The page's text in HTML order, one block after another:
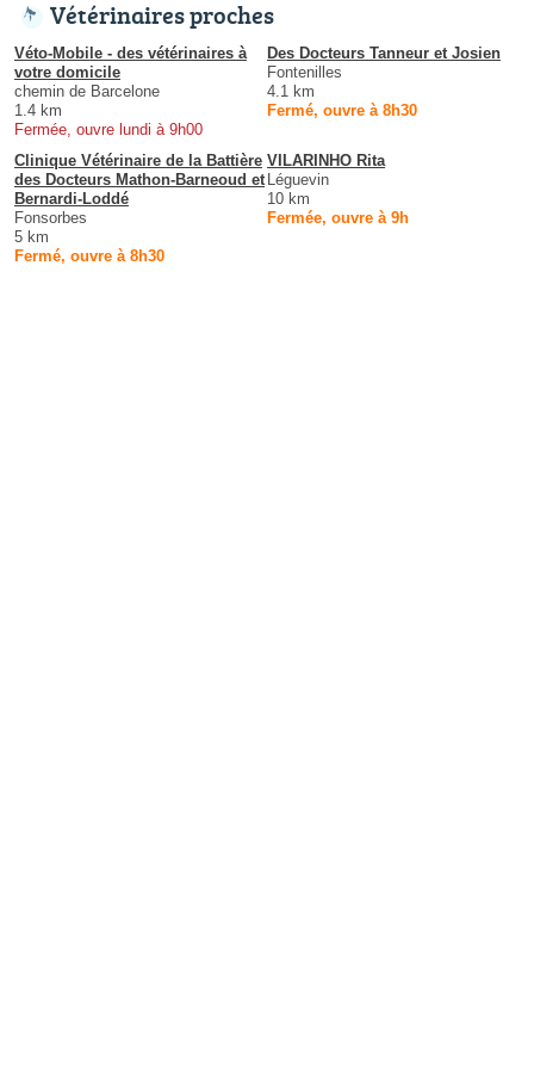
Vétérinaires proches
Véto-Mobile - des vétérinaires à
votre domicile
chemin de Barcelone
1.4 km
Fermée, ouvre lundi à 9h00
Des Docteurs Tanneur et Josien
Fontenilles
4.1 km
Fermé, ouvre à 8h30
Clinique Vétérinaire de la Battière
des Docteurs Mathon-Barneoud et
Bernardi-Loddé
Fonsorbes
5 km
Fermé, ouvre à 8h30
VILARINHO Rita
Léguevin
10 km
Fermée, ouvre à 9h